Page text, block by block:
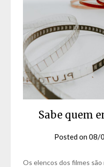
Sabe quem
Posted on08/
Os elencos dos filmes